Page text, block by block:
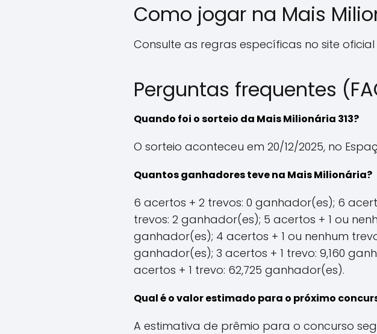
Como jogar na Mais
Consulte as regras específicas no site
Perguntas frequentes
Quando foi o sorteio da Mais Milionária 313?
O sorteio aconteceu em 20/12/2025, no
Quantos ganhadores teve na Mais Milionária?
6 acertos + 2 trevos: 0 ganhador(es); 6
trevos: 2 ganhador(es); 5 acertos + 1 ou
ganhador(es); 4 acertos + 1 ou nenhum
ganhador(es); 3 acertos + 1 trevo: 9,160
acertos + 1 trevo: 62,725 ganhador(es).
Qual é o valor estimado para o próximo
A estimativa de prêmio para o concurso